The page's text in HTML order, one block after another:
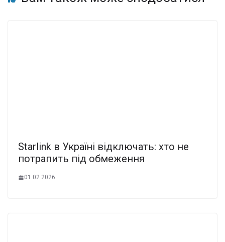
Starlink в Україні відключать: хто не
потрапить під обмеження
01.02.2026